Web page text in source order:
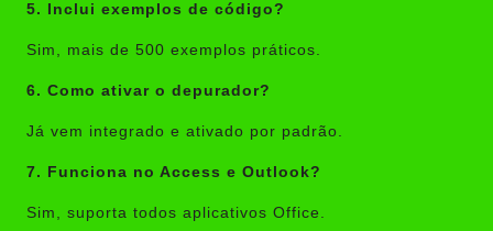
5. Inclui exemplos de código?
Sim, mais de 500 exemplos práticos.
6. Como ativar o depurador?
Já vem integrado e ativado por padrão.
7. Funciona no Access e Outlook?
Sim, suporta todos aplicativos Office.